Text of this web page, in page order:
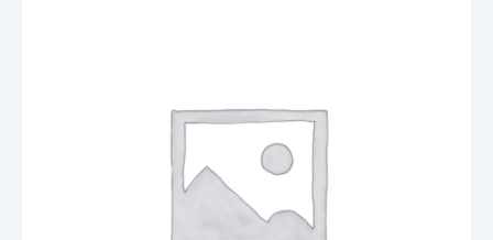
Underhållstips
Kontakt